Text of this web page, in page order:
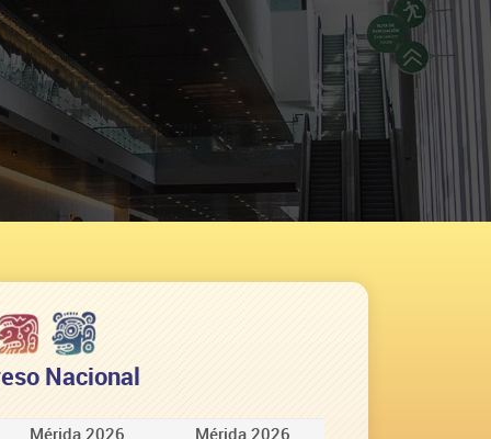
Nacional
Mérida 2026
Mérida 2026